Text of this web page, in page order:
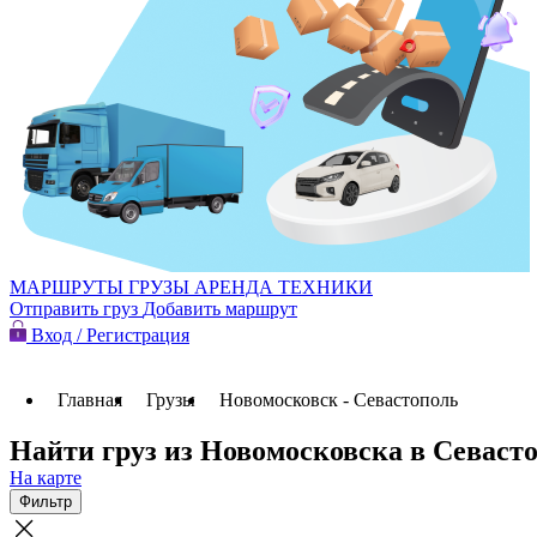
МАРШРУТЫ ГРУЗЫ АРЕНДА ТЕХНИКИ
Отправить груз Добавить маршрут
Вход / Регистрация
Главная Грузы Новомосковск - Севастополь
Найти груз из Новомосковска в
На карте
Фильтр